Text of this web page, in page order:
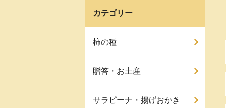
カテゴリー
柿の種
贈答・お土産
サラピーナ・揚げおかき